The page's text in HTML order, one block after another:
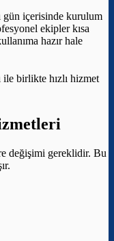
gün içerisinde kurulum
ekipler kısa
hazır hale
ile birlikte hızlı hizmet
değişimi gereklidir. Bu